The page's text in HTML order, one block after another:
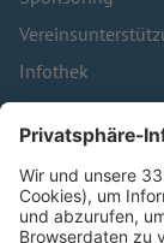
Infothek
Kontakt
HÄUFIG
Pässe und